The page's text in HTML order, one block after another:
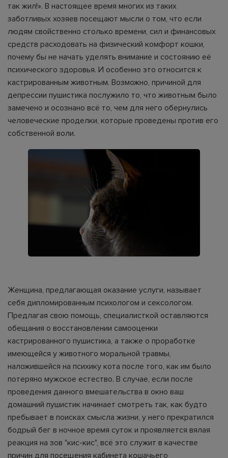
так жил!». В настоящее время многих из таких
заботливых хозяев посещают мысли о том, что если
людям свойственно столько времени, сил и финансовых
средств расходовать на физический комфорт кошки,
почему бы не начать уделять внимание и состоянию её
психического здоровья. И особенно это относится к
кастрированным животным. Возможно, причиной для
депрессии пушистика послужило то, что животным было
замечено и осознано всё то, чем для него обернулись
человеческие проделки, которые проведены против его
собственной воли.
Женщина, предлагающая оказание услуги, называет
себя дипломированным психологом и сексологом.
Предлагая свою помощь, специалисткой оставляются
обещания о восстановлении самооценки
кастрированного пушистика, а также о проработке
имеющейся у животного моральной травмы,
наложившейся на психику кота после того, как им было
потеряно мужское естество. В случае, если после
проведения данного вмешательства в окно ваш
домашний пушистик начинает смотреть так, как будто
пребывает в поисках смысла жизни, у него прекратился
бодрый бег в ночное время суток и проявляется вялая
реакция на зов "кис-кис", всё это служит в качестве
причин для посещения кабинета кошачьего